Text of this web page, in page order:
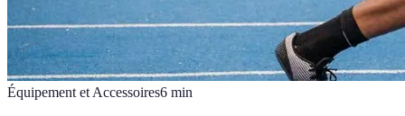
Équipement et Accessoires6 min